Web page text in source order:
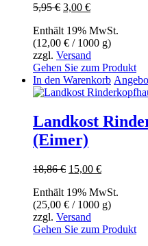
5,95€ Ursprünglicher
war:
5,95 €
3,00 €Aktueller
ist:
3,00 €.
Enthält 19% MwSt.
(12,00 € / 1000 g)
zzgl. Versand
Gehen Sie zum Produkt
In den Warenkorb
Landkost
(Eimer)
18,86€ Ursprünglicher
war:
18,86 €
15,00 €Aktueller
ist:
15,00 €.
Enthält 19% MwSt.
(25,00 € / 1000 g)
zzgl. Versand
Gehen Sie zum Produkt